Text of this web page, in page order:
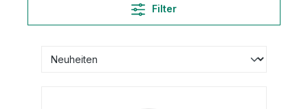
Filter